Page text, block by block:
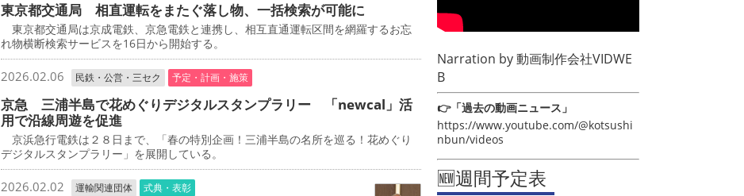
東京都交通局 相直運転をまたぐ落し物、一括検索が可能に
東京都交通局は京成電鉄、京急電鉄と連携し、相互直通運転区間を網羅するお忘
れ物横断検索サービスを16日から開始する。
2026.02.06 民鉄・公営・三セク 予定・計画・施策
京急 三浦半島で花めぐりデジタルスタンプラリー 「newcal」活
用で沿線周遊を促進
京浜急行電鉄は２８日まで、「春の特別企画！三浦半島の名所を巡る！花めぐり
デジタルスタンプラリー」を展開している。
2026.02.02 運輸関連団体 式典・表彰
Narration by動画制作会社VIDWE
B
👉「過去の動画ニュース」
https://www.youtube.com/@kotsushi
nbun/videos
🆕週間予定表